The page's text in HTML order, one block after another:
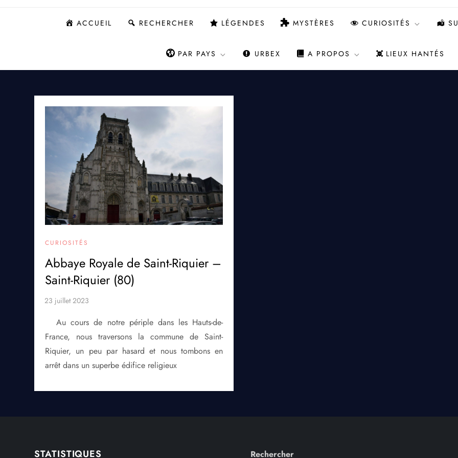
ACCUEIL RECHERCHER LÉGENDES MYSTÈRES CURIOSITÉS
PAR PAYS URBEX A PROPOS LIEUX HANTÉS
CURIOSITÉS
Abbaye Royale de Saint-Riquier –
Saint-Riquier (80)
Au cours de notre périple dans les Hauts-de-
France, nous traversons la commune de Saint-
Riquier, un peu par hasard et nous tombons en
arrêt dans un superbe édifice religieux
STATISTIQUES Rechercher